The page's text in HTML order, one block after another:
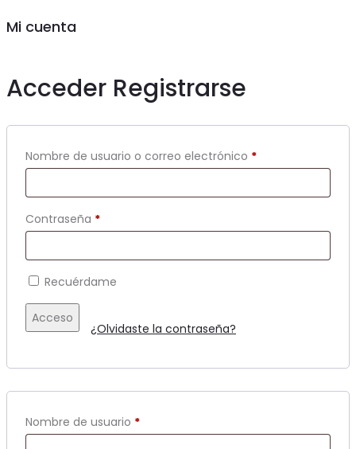
Mi cuenta
Acceder Registrarse
Nombre de usuario o correo electrónico *Obligatorio
Contraseña *Obligatorio
Recuérdame
Acceso
¿Olvidaste la contraseña?
Nombre de usuario *Obligatorio